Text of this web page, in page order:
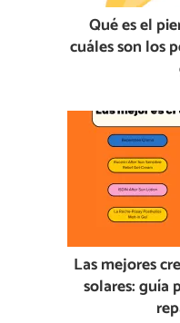
Qué es el
cuáles son los
Las mejores
solares: guía